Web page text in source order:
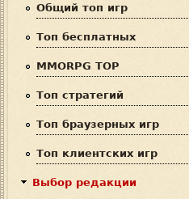
Общий топ игр
Топ бесплатных
MMORPG TOP
Топ стратегий
Топ браузерных игр
Топ клиентских игр
Выбор редакции